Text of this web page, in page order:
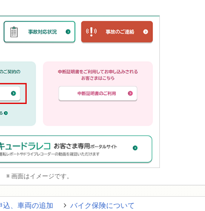
※ 画面はイメージです。
込、車両の追加 バイク保険について